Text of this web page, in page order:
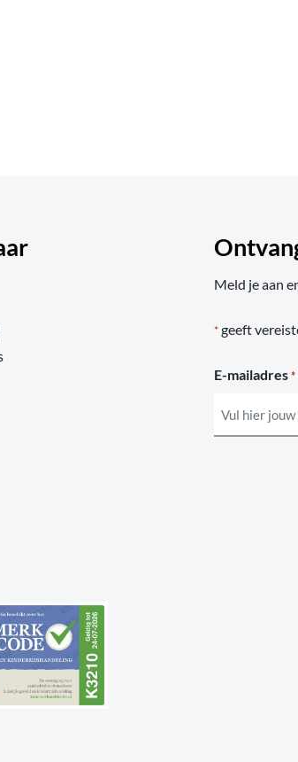
Meld je aan
*geeft
E-mailadres *